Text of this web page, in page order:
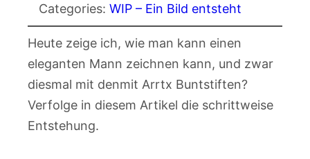
Categories: WIP – Ein Bild entsteht
Heute zeige ich, wie man kann einen
eleganten Mann zeichnen kann, und zwar
diesmal mit denmit Arrtx Buntstiften?
Verfolge in diesem Artikel die schrittweise
Entstehung.